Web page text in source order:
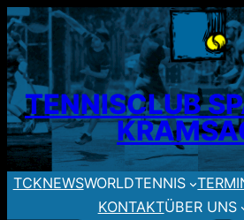
Zum
Inhalt
springen
TENNISCLUB
TCKNEWSWORLDTENNIS
KONTAKTÜBER UNS